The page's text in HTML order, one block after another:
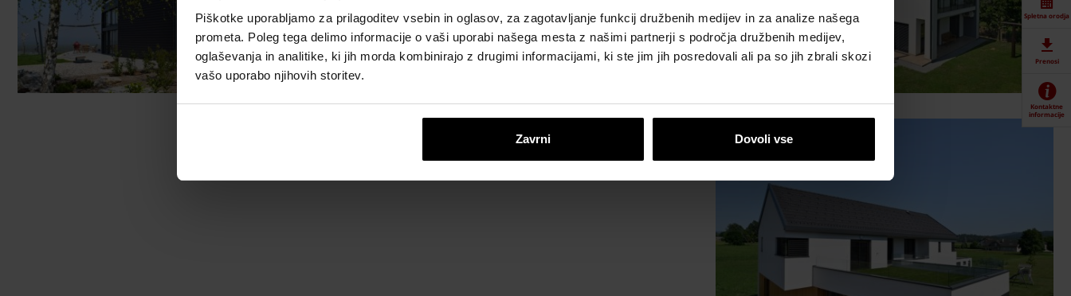
Piškotke uporabljamo za prilagoditev vsebin in oglasov, za zagotavljanje funkcij družbenih medijev in za analize našega
prometa. Poleg tega delimo informacije o vaši uporabi našega mesta z našimi partnerji s področja družbenih medijev,
oglaševanja in analitike, ki jih morda kombinirajo z drugimi informacijami, ki ste jim jih posredovali ali pa so jih zbrali skozi
vašo uporabo njihovih storitev.
Zavrni Dovoli vse
Spletna orodja
Prenosi
Kontaktne
informacije